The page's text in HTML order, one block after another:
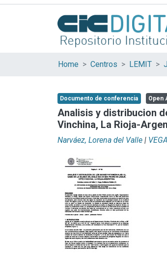
Home Centros LEMIT
Documento de conferencia Open
Analisis y distribucion
Vinchina, La Rioja-
Narváez, Lorena del Valle |